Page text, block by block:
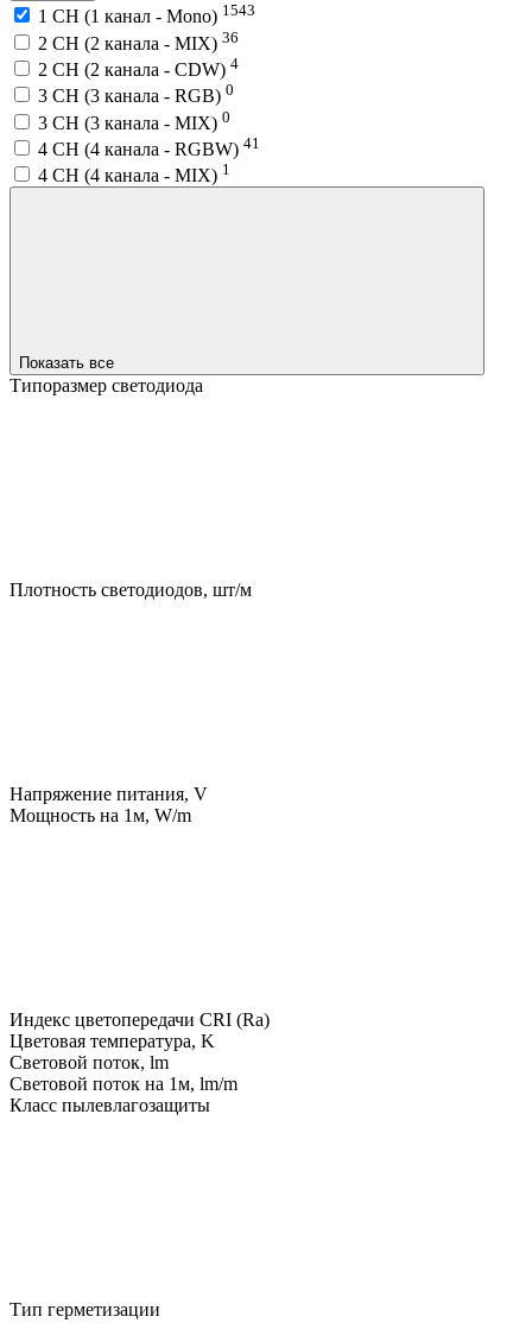
1 CH (1 канал - Mono) 1543
2 CH (2 канала - MIX) 36
2 CH (2 канала - CDW) 4
3 CH (3 канала - RGB) 0
3 CH (3 канала - MIX) 0
4 CH (4 канала - RGBW) 41
4 CH (4 канала - MIX) 1
Показать все
Типоразмер светодиода
Плотность светодиодов, шт/м
Напряжение питания, V
Мощность на 1м, W/m
Индекс цветопередачи CRI (Ra)
Цветовая температура, K
Световой поток, lm
Световой поток на 1м, lm/m
Класс пылевлагозащиты
Тип герметизации